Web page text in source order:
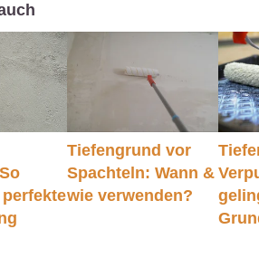
Tiefengrund vor
Spachteln: Wann &
wie verwenden?